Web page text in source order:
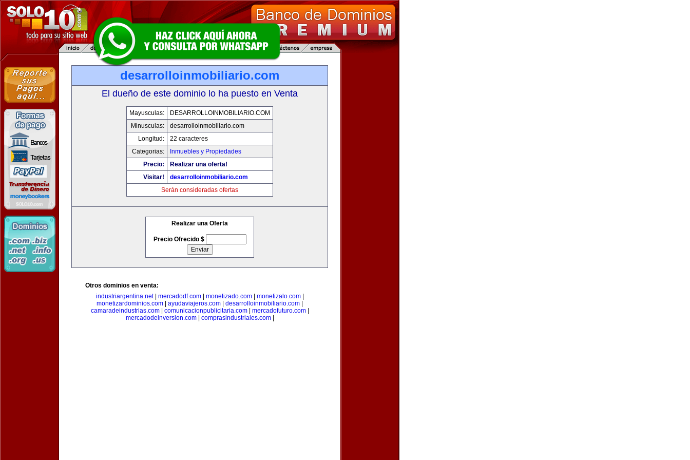
desarrolloinmobiliario.com
El dueño de este dominio lo ha puesto en Venta
Mayusculas:
DESARROLLOINMOBILIARIO.COM
Minusculas:
desarrolloinmobiliario.com
Longitud:
22 caracteres
Categorias:
Inmuebles y Propiedades
Precio:
Realizar una oferta!
Visitar!
desarrolloinmobiliario.com
Serán consideradas ofertas
Realizar una Oferta
Precio Ofrecido $
Otros dominios en venta:
industriargentina.net| mercadodf.com| monetizado.com| monetizalo.com|
monetizardominios.com
ayudaviajeros.com desarrolloinmobiliario.com
camaradeindustrias.com| comunicacionpublicitaria.com| mercadofuturo.com|
mercadodeinversion.com| comprasindustriales.com|